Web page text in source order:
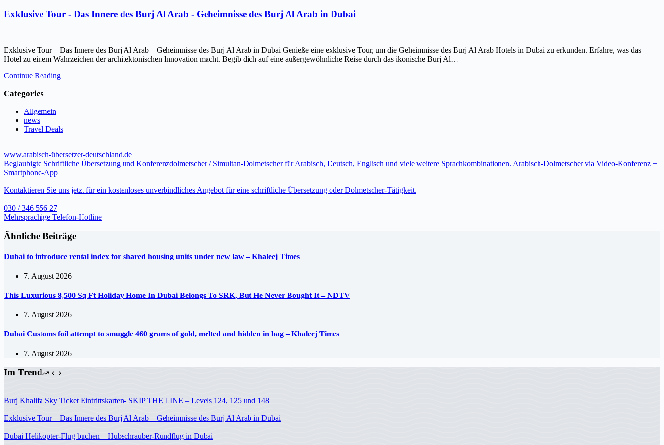
Exklusive Tour - Das Innere des Burj Al Arab - Geheimnisse des Burj Al Arab in Dubai
Exklusive Tour – Das Innere des Burj Al Arab – Geheimnisse des Burj Al Arab in Dubai Genieße eine exklusive Tour, um die Geheimnisse des Burj Al Arab Hotels in Dubai zu erkunden. Erfahre, was das
Hotel zu einem Wahrzeichen der architektonischen Innovation macht. Begib dich auf eine außergewöhnliche Reise durch das ikonische Burj Al…
Continue Reading
Categories
Allgemein
news
Travel Deals
www.arabisch-übersetzer-deutschland.de
Beglaubigte Schriftliche Übersetzung und Konferenzdolmetscher / Simultan-Dolmetscher für Arabisch, Deutsch, Englisch und viele weitere Sprachkombinationen. Arabisch-Dolmetscher via Video-Konferenz +
Smartphone-App
Kontaktieren Sie uns jetzt für ein kostenloses unverbindliches Angebot für eine schriftliche Übersetzung oder Dolmetscher-Tätigkeit.
030 / 346 556 27
Mehrsprachige Telefon-Hotline
Ähnliche Beiträge
Dubai to introduce rental index for shared housing units under new law – Khaleej Times
7. August 2026
This Luxurious 8,500 Sq Ft Holiday Home In Dubai Belongs To SRK, But He Never Bought It – NDTV
7. August 2026
Dubai Customs foil attempt to smuggle 460 grams of gold, melted and hidden in bag – Khaleej Times
7. August 2026
Im Trend
Burj Khalifa Sky Ticket Eintrittskarten- SKIP THE LINE – Levels 124, 125 und 148
Exklusive Tour – Das Innere des Burj Al Arab – Geheimnisse des Burj Al Arab in Dubai
Dubai Helikopter-Flug buchen – Hubschrauber-Rundflug in Dubai